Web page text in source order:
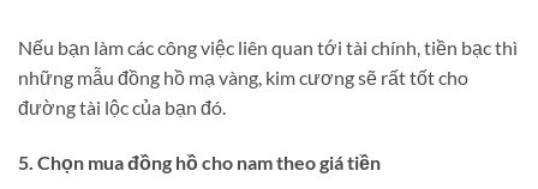
Nếu bạn làm các công việc liên quan tới tài chính, tiền bạc thì
những mẫu đồng hồ mạ vàng, kim cương sẽ rất tốt cho
đường tài lộc của bạn đó.
5. Chọn mua đồng hồ cho nam theo giá tiền